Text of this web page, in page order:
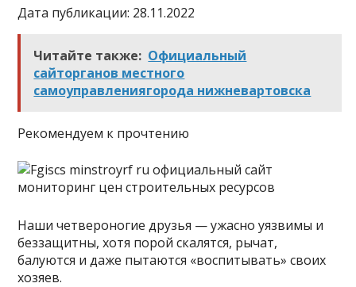
Дата публикации: 28.11.2022
Читайте также: Официальный
сайторганов местного
самоуправлениягорода нижневартовска
Рекомендуем к прочтению
​​Наши четвероногие друзья — ужасно уязвимы и
беззащитны, хотя порой скалятся, рычат,
балуются и даже пытаются «воспитывать» своих
хозяев.